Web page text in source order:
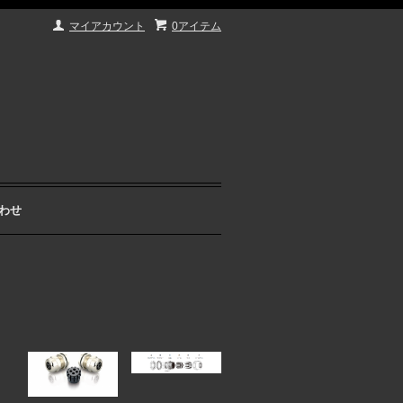
0アイテム
マイアカウント
せ